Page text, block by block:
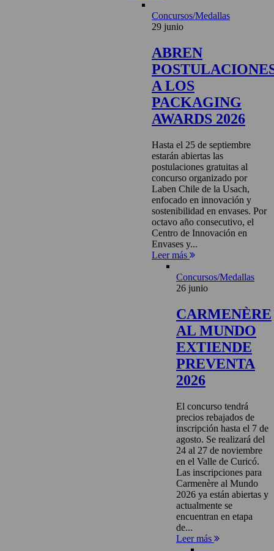
Concursos/Medallas
29 junio
ABREN
A LOS
PACKAGING
AWARDS 2026
Hasta el 25 de septiembre
estarán abiertas las
postulaciones gratuitas al
concurso organizado por
Laben Chile de la Usach,
enfocado en innovación y
sostenibilidad en envases. Por
octavo año consecutivo, el
Centro de Innovación en
Envases y...
Leer más
Concursos/Medallas
26 junio
CARMENÈRE
AL MUNDO
EXTIENDE
PREVENTA
2026
El concurso tendrá
precios rebajados de
inscripción hasta el 7 de
agosto. Se realizará del
24 al 27 de noviembre
en el Valle de Curicó.
Las inscripciones para
Carmenère al Mundo
2026 ya están abiertas y
actualmente se
encuentran en etapa
de...
Leer más